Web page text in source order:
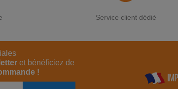
Service client dédié
et bénéficiez de
!